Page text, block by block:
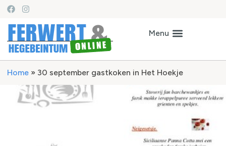
Home » 30 september gastkoken in Het Hoekje